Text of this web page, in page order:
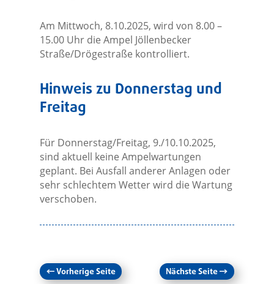
Am Mittwoch, 8.10.2025, wird von 8.00 –
15.00 Uhr die Ampel Jöllenbecker
Straße/Drögestraße kontrolliert.
Hinweis zu Donnerstag und
Freitag
Für Donnerstag/Freitag, 9./10.10.2025,
sind aktuell keine Ampelwartungen
geplant. Bei Ausfall anderer Anlagen oder
sehr schlechtem Wetter wird die Wartung
verschoben.
←Vorherige Seite Nächste Seite→